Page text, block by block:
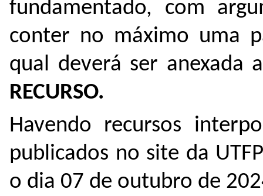
fundamentado, com
conter no máximo uma
qual deverá ser anexada
RECURSO.
Havendo recursos
publicados no site da
o dia 07 de outubro de